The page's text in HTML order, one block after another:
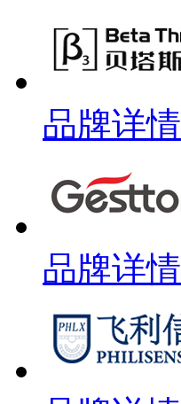
品牌详情
品牌详情